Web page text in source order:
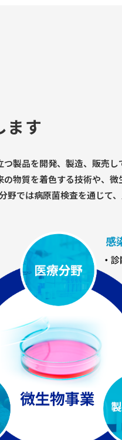
ます
製品を開発、製造、販売し
物質を着色する技術や、微
では病原菌検査を通じて、